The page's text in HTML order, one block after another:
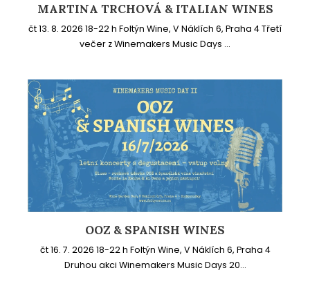
MARTINA TRCHOVÁ & ITALIAN WINES
čt 13. 8. 2026 18-22 h Foltýn Wine, V Náklích 6, Praha 4 Třetí
večer z Winemakers Music Days ...
OOZ & SPANISH WINES
čt 16. 7. 2026 18-22 h Foltýn Wine, V Náklích 6, Praha 4
Druhou akci Winemakers Music Days 20...